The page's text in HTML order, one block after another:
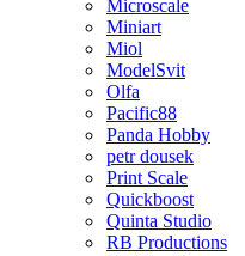
Microscale
Miniart
Miol
ModelSvit
Olfa
Pacific88
Panda Hobby
petr dousek
Print Scale
Quickboost
Quinta Studio
RB Productions